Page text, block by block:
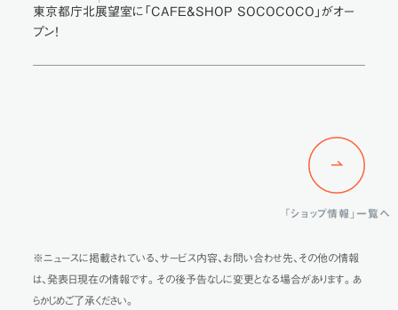
東京都庁北展望室に「CAFE&SHOP SOCOCOCO」がオー
プン！
「ショップ情報」一覧へ
※ニュースに掲載されている、サービス内容、お問い合わせ先、その他の情報
は、発表日現在の情報です。その後予告なしに変更となる場合があります。あ
らかじめご了承ください。